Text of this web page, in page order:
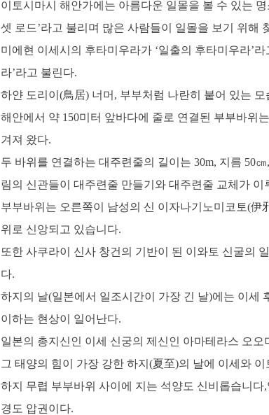
이토시마시 해안가에는 아름다운 일몰을 볼 수 있는
셋 로드’라고 불리며 많은 사람들이 일몰을 보기 위해
미에현 이세시의 후타미우라가 ‘일출의 후타미우라’
라’라고 불린다.
하얀 도리이(鳥居) 너머, 부부처럼 나란히 붙어 있는
해안에서 약 150미터 앞바다에 줄로 연결된 부부바위
겨져 왔다.
두 바위를 연결하는 대주련줄의 길이는 30m, 지름 50
림의 신관들이 대주련줄 만들기와 대주련줄 교체가 이
부부바위는 오른쪽이 남성의 신 이자나기노미코토(
위로 신앙되고 있습니다.
또한 사쿠라이 신사 창건의 기반이 된 이와토 신굴의
다.
하지의 날(일본에서 일조시간이 가장 긴 날)에는 이세
이하는 현상이 일어난다.
일본의 총지신인 이세 신궁의 제신인 아마테라스 오
그 태양의 힘이 가장 강한 하지(夏至)의 날에 이세와
하지 무렵 부부바위 사이에 지는 석양도 신비롭습니
경도 압권이다.